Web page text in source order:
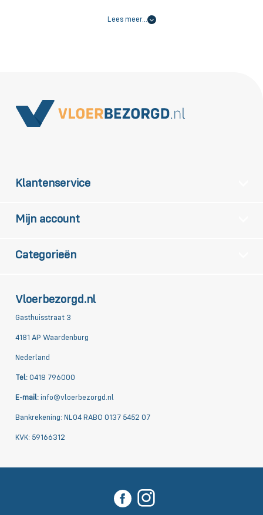
Lees meer…
Vloerbezorgd.nl
Gasthuisstraat 3
4181 AP Waardenburg
Nederland
Tel: 0418 796000
E-mail: info@vloerbezorgd.nl
Bankrekening: NL04 RABO 0137 5452 07
KVK: 59166312
Klantenservice
Mijn account
Categorieën